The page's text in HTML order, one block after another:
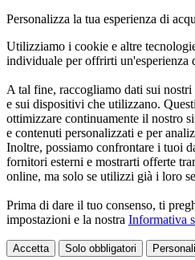
Personalizza la tua esperienza di
Utilizziamo i cookie e altre
individuale per offrirti un'esperienza
A tal fine, raccogliamo dati sui
e sui dispositivi che utilizzano.
ottimizzare continuamente il nostro
e contenuti personalizzati e per
Inoltre, possiamo confrontare i tuoi
fornitori esterni e mostrarti offerte
online, ma solo se utilizzi già i loro
Prima di dare il tuo consenso, ti
impostazioni e la nostra Informativa
Accetta Solo obbligatori